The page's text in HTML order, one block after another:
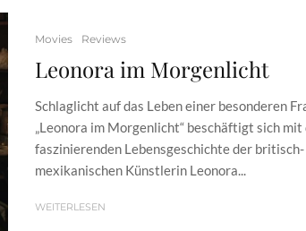
Movies Reviews
Leonora im Morgenlicht
Schlaglicht auf das Leben einer besonderen
„Leonora im Morgenlicht“ beschäftigt sich mit
faszinierenden Lebensgeschichte der britisch-
mexikanischen Künstlerin Leonora...
WEITERLESEN